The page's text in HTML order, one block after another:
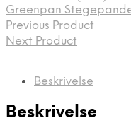
Greenpan
Previous Product
Next Product
Beskrivelse
Beskrivelse